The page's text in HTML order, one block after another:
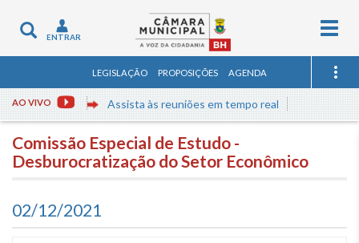
Toggle
navigation
ENTRAR
LEGISLAÇÃO PROPOSIÇÕES AGENDA
AO VIVO Assista às reuniões em tempo real
Comissão Especial de Estudo -
Desburocratização do Setor Econômico
02/12/2021